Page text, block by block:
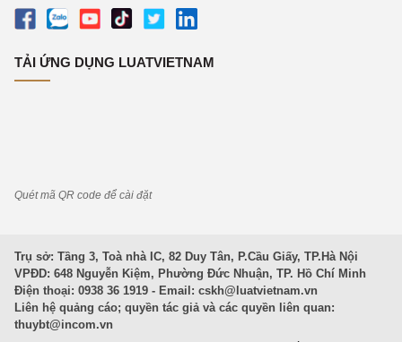
TẢI ỨNG DỤNG LUATVIETNAM
Quét mã QR code để cài đặt
Trụ sở: Tầng 3, Toà nhà IC, 82 Duy Tân, P.Cầu Giấy, TP.Hà Nội
VPĐD: 648 Nguyễn Kiệm, Phường Đức Nhuận, TP. Hồ Chí Minh
Điện thoại: 0938 36 1919 - Email: cskh@luatvietnam.vn
Liên hệ quảng cáo; quyền tác giả và các quyền liên quan:
thuybt@incom.vn